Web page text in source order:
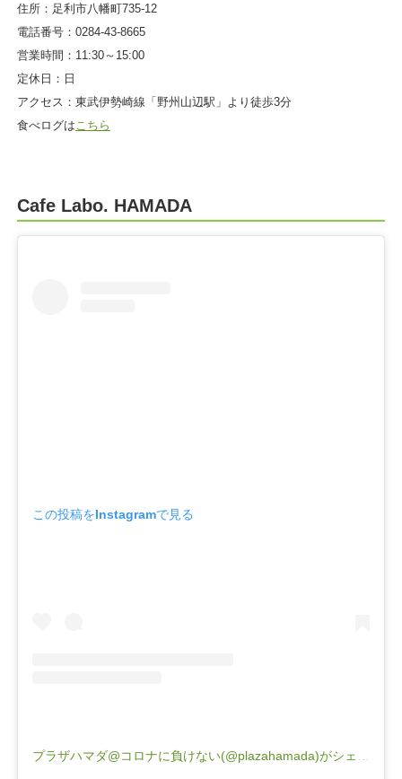
住所：足利市八幡町735-12
電話番号：0284-43-8665
営業時間：11:30～15:00
定休日：日
アクセス：東武伊勢崎線「野州山辺駅」より徒歩3分
食べログはこちら
Cafe Labo. HAMADA
この投稿をInstagramで見る